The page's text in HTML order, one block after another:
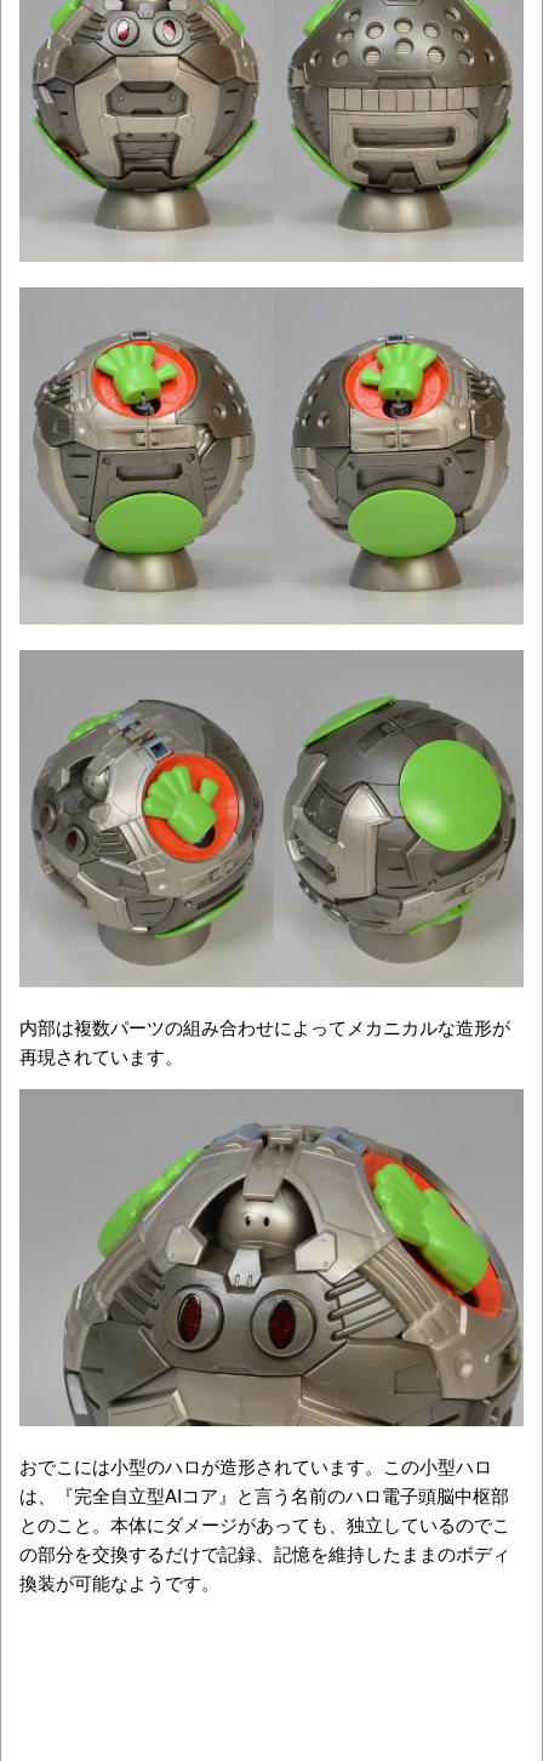
内部は複数パーツの組み合わせによってメカニカルな造形が
再現されています。
おでこには小型のハロが造形されています。この小型ハロ
は、『完全自立型AIコア』と言う名前のハロ電子頭脳中枢部
とのこと。本体にダメージがあっても、独立しているのでこ
の部分を交換するだけで記録、記憶を維持したままのボディ
換装が可能なようです。